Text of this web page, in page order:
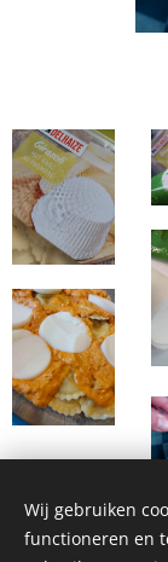
Wij gebruiken
functioneren en